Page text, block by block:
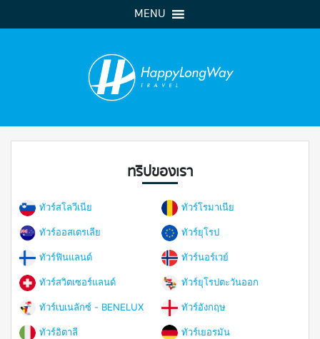
MENU
ทริปของเรา
ทัวร์สโลวีเนีย ทัวร์โรมาเนีย
ทัวร์ออสเตรเลีย ทัวร์ยุโรป
ทัวร์ฟินแลนด์ ทัวร์นอร์เวย์
ทัวร์สวิตเซอร์แลนด์ ทัวร์ยุโรปตะวันออก
ทัวร์เบเนลักซ์ - BENELUX ทัวร์อังกฤษ
ทัวร์อิตาลี ทัวร์เยอรมัน